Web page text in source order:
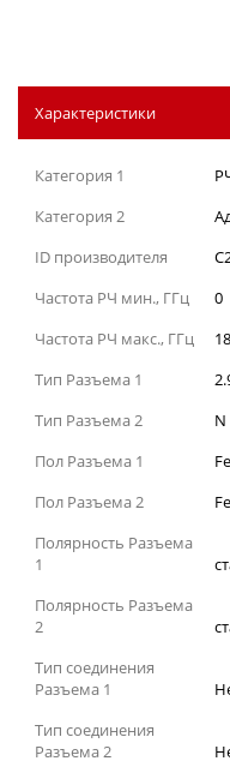
Характеристики
Категория 1
Категория 2
ID производителя
Частота РЧ мин., ГГц
0
Частота РЧ макс., ГГц
18
Тип Разъема 1
Тип Разъема 2
N
Пол Разъема 1
Пол Разъема 2
Полярность Разъема
1
Полярность Разъема
2
Тип соединения
Разъема 1
Тип соединения
Разъема 2